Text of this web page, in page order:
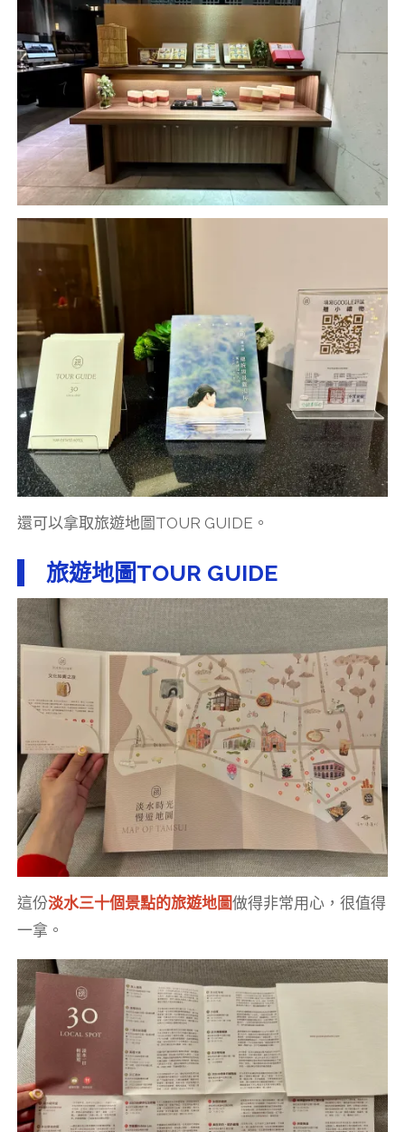
還可以拿取旅遊地圖TOUR GUIDE。
旅遊地圖TOUR GUIDE
這份淡水三十個景點的旅遊地圖做得非常用心，很值得
一拿。